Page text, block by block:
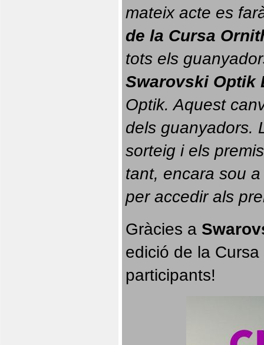
mateix acte es
de la Cursa
tots els
Swarovski Optik
Optik. Aquest
dels guanyadors.
sorteig i els
tant, encara sou
per accedir als
Gràcies a
edició de la
participants!